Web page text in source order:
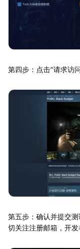
第四步：点击"请求访
第五步：确认并提交
切关注注册邮箱，开